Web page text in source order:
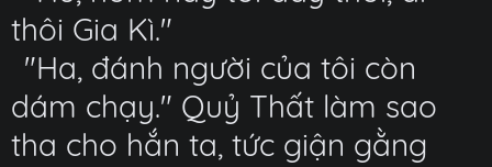
thôi Gia Kì."
"Ha, đánh người của tôi còn
dám chạy." Quỷ Thất làm sao
tha cho hắn ta, tức giận gằng